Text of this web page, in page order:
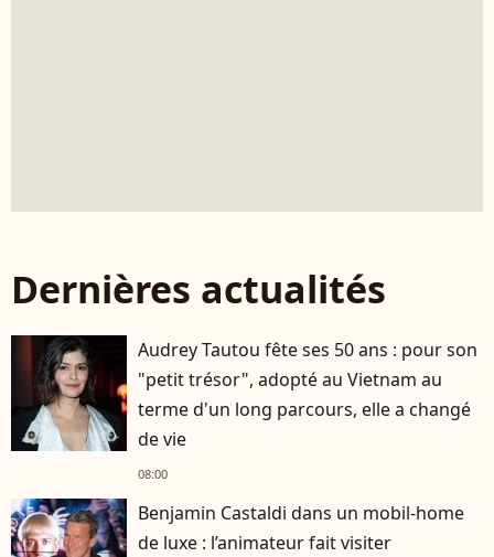
Dernières actualités
Audrey Tautou fête ses 50 ans : pour son
"petit trésor", adopté au Vietnam au
terme d'un long parcours, elle a changé
de vie
08:00
Benjamin Castaldi dans un mobil-home
de luxe : l’animateur fait visiter